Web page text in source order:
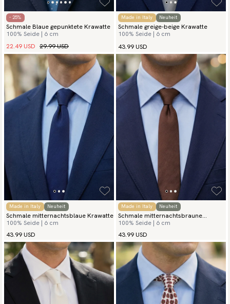
- 25%
Schmale Blaue gepunktete Krawatte
100% Seide | 6 cm
22.49 USD 29.99 USD
Made in Italy Neuheit
Schmale greige-beige Krawatte
100% Seide | 6 cm
43.99 USD
Made in Italy Neuheit
Schmale mitternachtsblaue Krawatte
100% Seide | 6 cm
43.99 USD
Made in Italy Neuheit
Schmale mitternachtsbraune
Krawatte
100% Seide | 6 cm
43.99 USD